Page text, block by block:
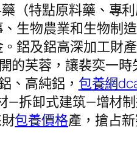
（特點原料藥、專
生物農業和生物制
鋁及鋁高深加工財
的芙蓉，讓裴奕一
、高純鋁， 包養網
—拆卸式建筑—增材
包養價格產，搶占